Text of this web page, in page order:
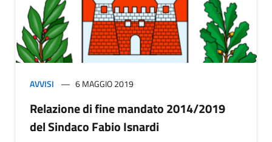
AVVISI 6 MAGGIO 2019
Relazione di fine mandato 2014/2019
del Sindaco Fabio Isnardi